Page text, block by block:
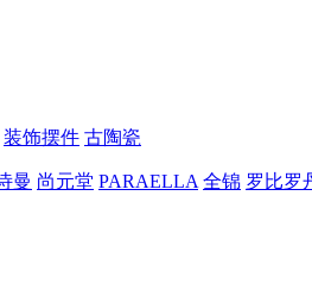
装饰摆件 古陶瓷
曼 尚元堂 PARAELLA 全锦 罗比罗